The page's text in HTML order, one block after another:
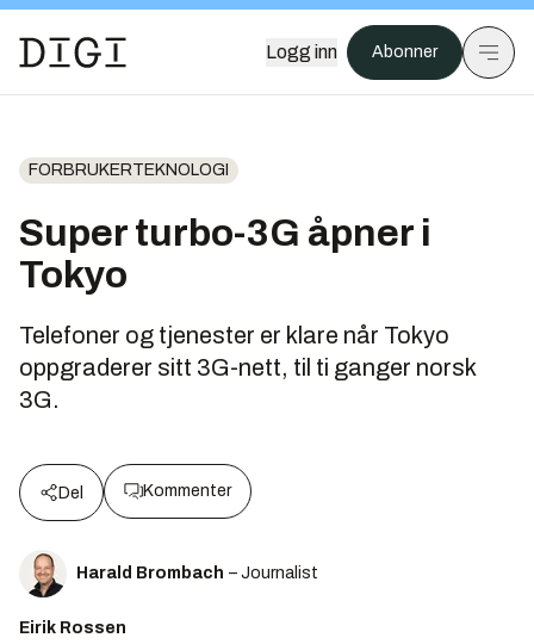
Logg inn Abonner
FORBRUKERTEKNOLOGI
Super turbo-3G åpner i
Tokyo
Telefoner og tjenester er klare når Tokyo
oppgraderer sitt 3G-nett, til ti ganger norsk
3G.
Del Kommenter
Harald Brombach – Journalist
Eirik Rossen